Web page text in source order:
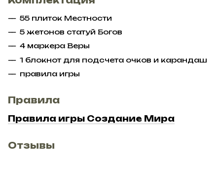
55 плиток Местности
5 жетонов статуй Богов
4 маркера Веры
1 блокнот для подсчета очков и карандаш
правила игры
Правила
Правила игры Создание Мира
Отзывы